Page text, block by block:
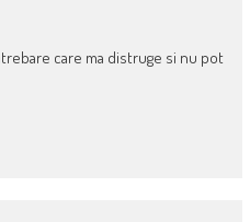
care ma distruge si nu pot